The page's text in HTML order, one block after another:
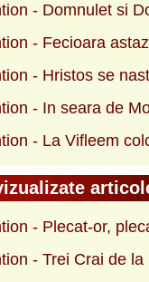
- Domnulet si
- Fecioara
- Hristos se
- In seara de
- La Vifleem
- Plecat-or,
- Trei Crai de la